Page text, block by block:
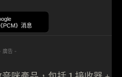
PCM》消息
廣告 -